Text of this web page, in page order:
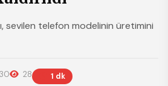
sevilen telefon modelinin üretimini
28 1 dk